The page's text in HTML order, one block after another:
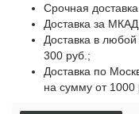
Срочная
Доставка за
Доставка в
300 руб.;
Доставка по
на сумму от